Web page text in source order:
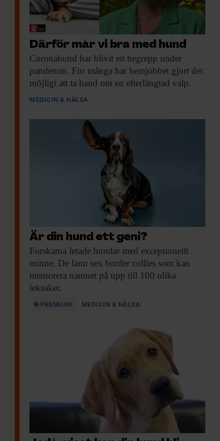
bulldogg.
Trubbnosighet orsakar
andningsproblem
Per Jensen är professor i etologi vid
resultaten ligger i linje med tidigare
– Det är en väletablerad sanning i
hundvärlden att liten storlek är en av de
viktigaste prediktionerna för ett långt liv.
Stora hundar drabbas oftare av dåliga leder
och metaboliska problem jämfört med
hundar som inte växer lika fort.
Trubbnosighet kan orsaka andningsproblem
och svårigheter att kyla kroppen, säger Per
Jensen.
För att kunna förklara skillnader i
medellivslängd mellan raser av liknande
storlek har forskarna i den nya studien gjort
en så kallad fylogenetisk analys, där de har
kartlagt hundarnas släktskap i ett släktträd
och jämfört mot medellivslängd.
– Närbesläktade hundraser som grand
Därför mår vi bra med hund
Coronahund har blivit ett begrepp under
pandemin. För många har hemjobbet gjort det
möjligt att ta hand om en efterlängtad valp.
MEDICIN & HÄLSA
Är din hund ett geni?
Forskarna letade hundar med exceptionellt
minne. De fann sex border collies som kan
memorera namnet på upp till 100 olika
leksaker.
PREMIUM MEDICIN & HÄLSA